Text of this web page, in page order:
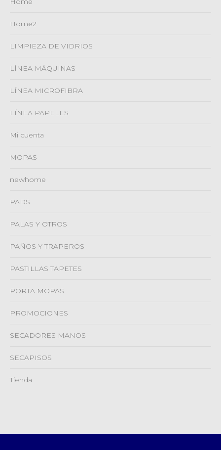
Home2
LIMPIEZA DE VIDRIOS
LÍNEA MÁQUINAS
LÍNEA MICROFIBRA
LÍNEA PAPELES
Mi cuenta
MOPAS
newhome
PADS
PALAS Y OTROS
PAÑOS Y TRAPEROS
PASTILLAS TAPETES
PORTA MOPAS
PROMOCIONES
SECADORES MANOS
SECAPISOS
Tienda